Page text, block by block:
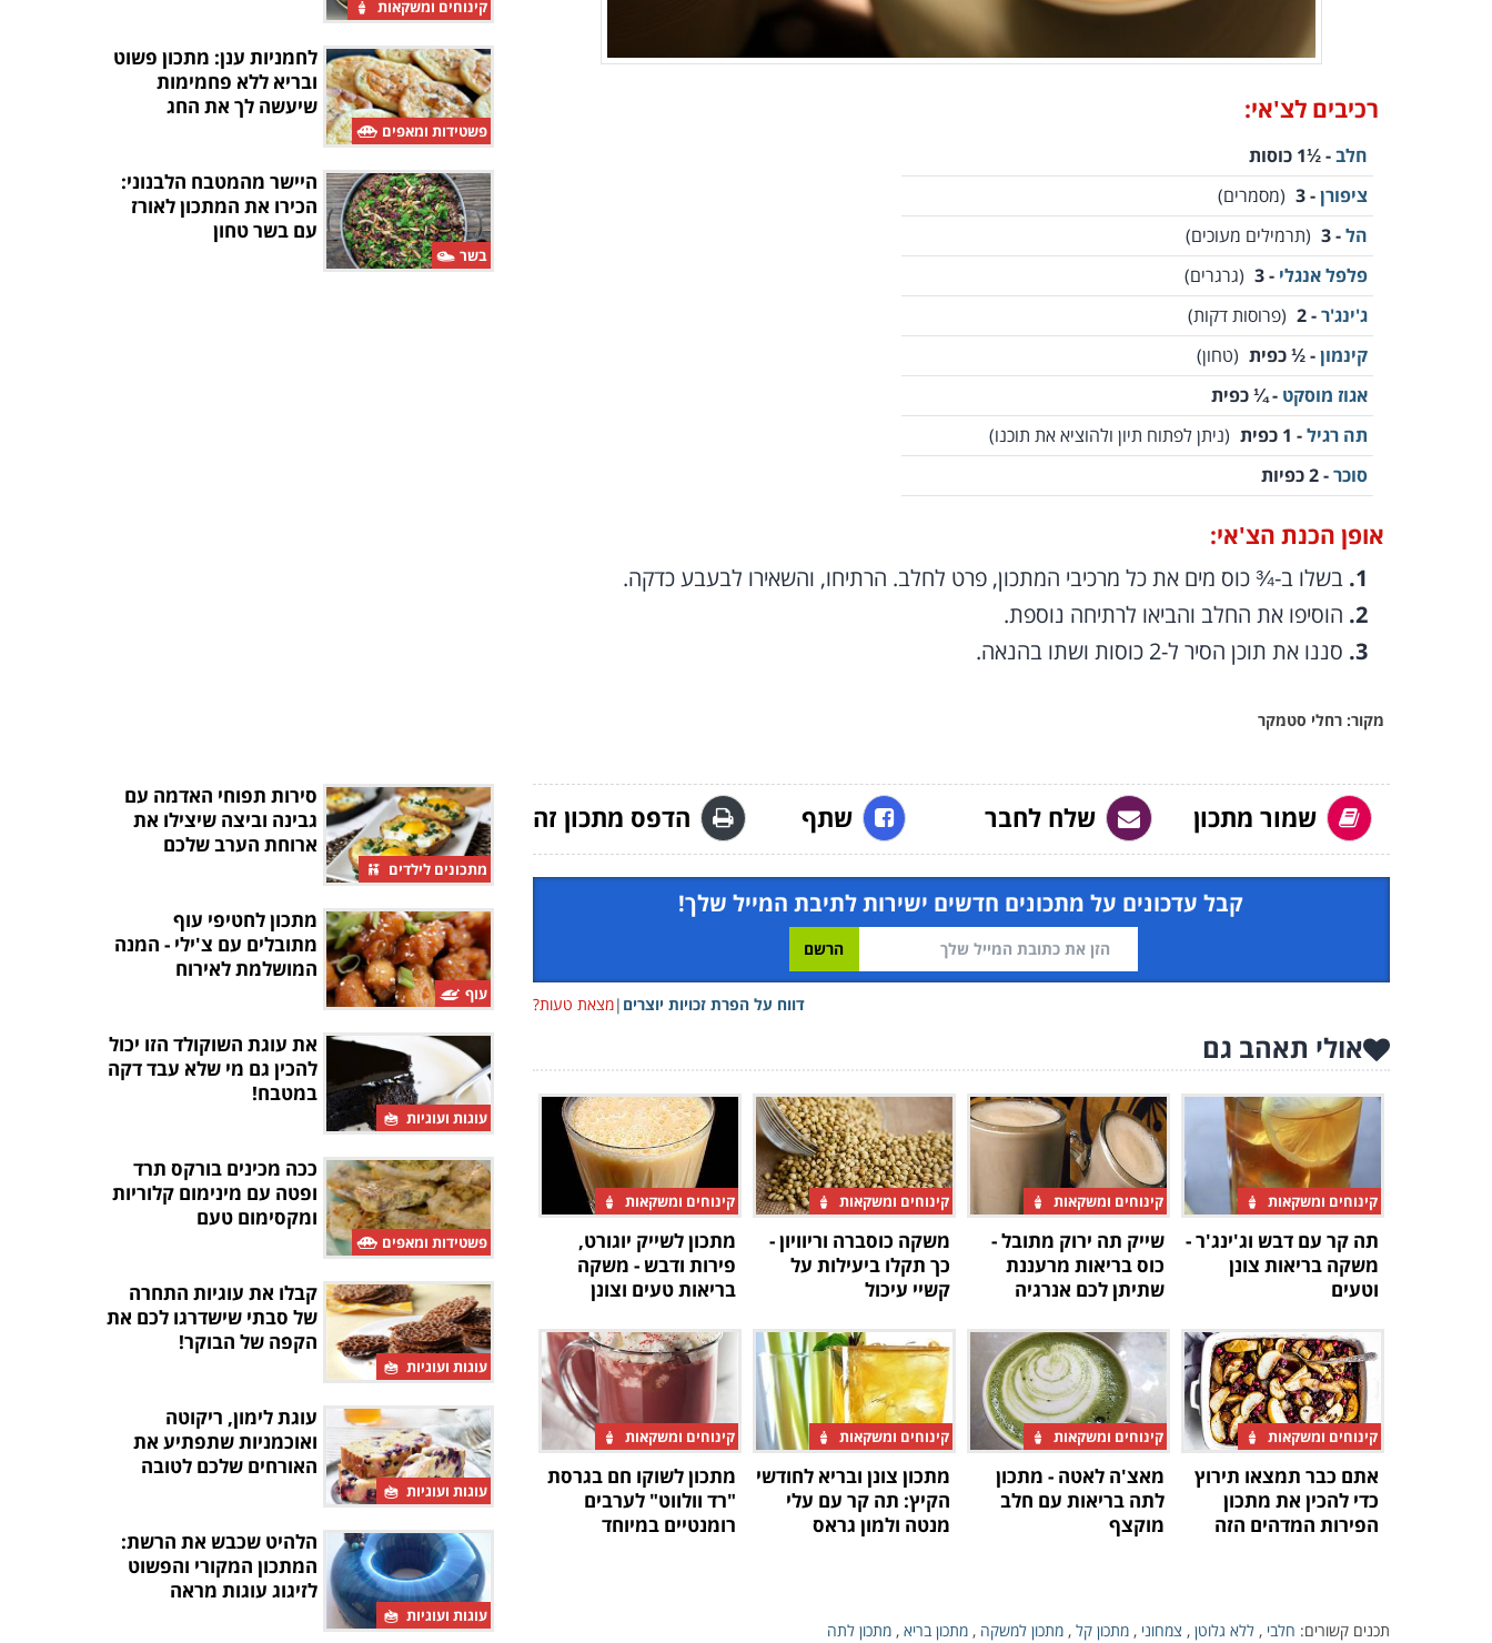
רכיבים לצ'אי:
חלב- ½1 כוסות
ציפורן- 3
(מסמרים)
הל- 3
(תרמילים מעוכים)
פלפל אנגלי - 3
(גרגרים)
ג'ינג'ר- 2
(פרוסות דקות)
קינמון- ½ כפית (טחון)
אגוז מוסקט - ¼ כפית
תה רגיל- 1 כפית
(ניתן לפתוח תיון ולהוציא את תוכנו)
סוכר- 2 כפיות
אופן הכנת הצ'אי:
בשלו ב-¾ כוס מים את כל מרכיבי המתכון, פרט לחלב. הרתיחו, והשאירו לבעבע כדקה.
הוסיפו את החלב והביאו לרתיחה נוספת.
סננו את תוכן הסיר ל-2 כוסות ושתו בהנאה.
מקור: רחלי סטמקר
קינוחים ומשקאות
פשטידות ומאפים
לחמניות ענן: מתכון פשוט
ובריא ללא פחמימות
שיעשה לך את החג
בשר
היישר מהמטבח הלבנוני:
הכירו את המתכון לאורז
עם בשר טחון
שמור מתכון שלח לחבר שתף הדפס מתכון זה
קבל עדכונים על מתכונים חדשים ישירות לתיבת המייל שלך!
מצאת טעות?| דווח על הפרת זכויות יוצרים
אולי תאהב גם
קינוחים ומשקאות
תה קר עם דבש וג'ינג'ר -
משקה בריאות צונן
וטעים
קינוחים ומשקאות
שייק תה ירוק מתובל -
כוס בריאות מרעננת
שתיתן לכם אנרגיה
קינוחים ומשקאות
משקה כוסברה וריוויון -
כך תקלו ביעילות על
קשיי עיכול
קינוחים ומשקאות
מתכון לשייק יוגורט,
פירות ודבש - משקה
בריאות טעים וצונן
קינוחים ומשקאות
אתם כבר תמצאו תירוץ
כדי להכין את מתכון
הפירות המדהים הזה
קינוחים ומשקאות
מאצ'ה לאטה - מתכון
לתה בריאות עם חלב
מוקצף
קינוחים ומשקאות
מתכון צונן ובריא לחודשי
הקיץ: תה קר עם עלי
מנטה ולמון גראס
קינוחים ומשקאות
מתכון לשוקו חם בגרסת
"רד וולווט" לערבים
רומנטיים במיוחד
תכנים קשורים: חלבי , ללא גלוטן , צמחוני , מתכון קל , מתכון למשקה , מתכון בריא , מתכון לתה
מתכונים לילדים
סירות תפוחי האדמה עם
גבינה וביצה שיצילו את
ארוחת הערב שלכם
עוף
מתכון לחטיפי עוף
מתובלים עם צ'ילי - המנה
המושלמת לאירוח
עוגות ועוגיות
את עוגת השוקולד הזו יכול
להכין גם מי שלא עבד דקה
במטבח!
פשטידות ומאפים
ככה מכינים בורקס תרד
ופטה עם מינימום קלוריות
ומקסימום טעם
עוגות ועוגיות
קבלו את עוגיות התחרה
של סבתי שישדרגו לכם את
הקפה של הבוקר!
עוגות ועוגיות
עוגת לימון, ריקוטה
ואוכמניות שתפתיע את
האורחים שלכם לטובה
עוגות ועוגיות
הלהיט שכבש את הרשת:
המתכון המקורי והפשוט
לזיגוג עוגות מראה